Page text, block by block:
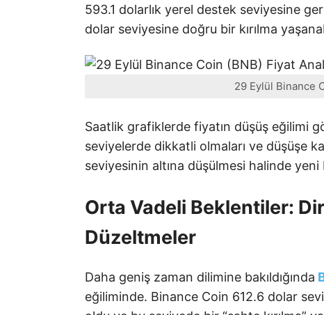
593.1 dolarlık yerel destek seviyesine
dolar seviyesine doğru bir kırılma
29 Eylül Binance
Saatlik grafiklerde fiyatın düşüş eğilimi
seviyelerde dikkatli olmaları ve düşüşe
seviyesinin altına düşülmesi halinde yeni
Orta Vadeli Beklentiler:
Düzeltmeler
Daha geniş zaman dilimine bakıldığında
eğiliminde. Binance Coin 612.6 dolar